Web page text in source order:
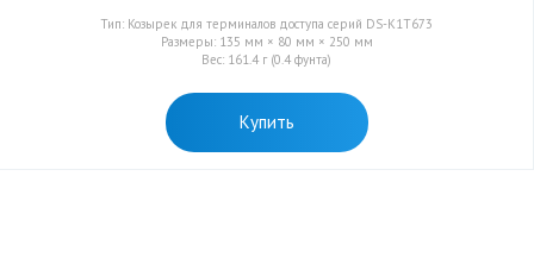
Тип: Козырек для терминалов доступа серий DS-K1T673
Размеры: 135 мм × 80 мм × 250 мм
Вес: 161.4 г (0.4 фунта)
Купить